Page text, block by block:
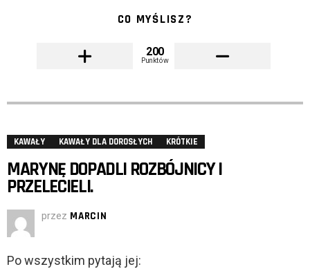
CO MYŚLISZ?
200
Punktów
KAWAŁY KAWAŁY DLA DOROSŁYCH KRÓTKIE
MARYNĘ DOPADLI ROZBÓJNICY I
PRZELECIELI.
przez MARCIN
Po wszystkim pytają jej: